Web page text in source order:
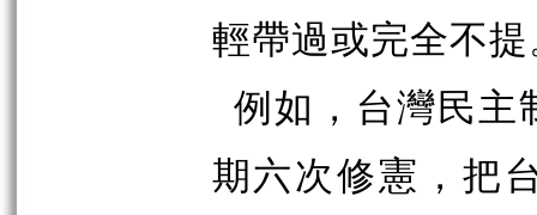
輕帶過或完全不
例如，台灣民主
期六次修憲，把